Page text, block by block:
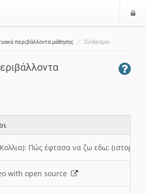
περιβάλλοντα μάθησης Σύνδεσμοι
Πώς έφτασα να ζω εδω; (ιστορια)
with open source